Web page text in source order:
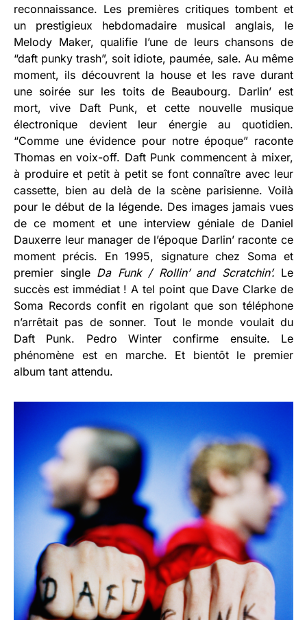
reconnaissance. Les premières critiques tombent et
un prestigieux hebdomadaire musical anglais, le
Melody Maker, qualifie l’une de leurs chansons de
“daft punky trash”, soit idiote, paumée, sale. Au même
moment, ils découvrent la house et les rave durant
une soirée sur les toits de Beaubourg. Darlin’ est
mort, vive Daft Punk, et cette nouvelle musique
électronique devient leur énergie au quotidien.
“Comme une évidence pour notre époque” raconte
Thomas en voix-off. Daft Punk commencent à mixer,
à produire et petit à petit se font connaître avec leur
cassette, bien au delà de la scène parisienne. Voilà
pour le début de la légende. Des images jamais vues
de ce moment et une interview géniale de Daniel
Dauxerre leur manager de l’époque Darlin’ raconte ce
moment précis. En 1995, signature chez Soma et
premier single Da Funk / Rollin’ and Scratchin’.Le
succès est immédiat ! A tel point que Dave Clarke de
Soma Records confit en rigolant que son téléphone
n’arrêtait pas de sonner. Tout le monde voulait du
Daft Punk. Pedro Winter confirme ensuite. Le
phénomène est en marche. Et bientôt le premier
album tant attendu.